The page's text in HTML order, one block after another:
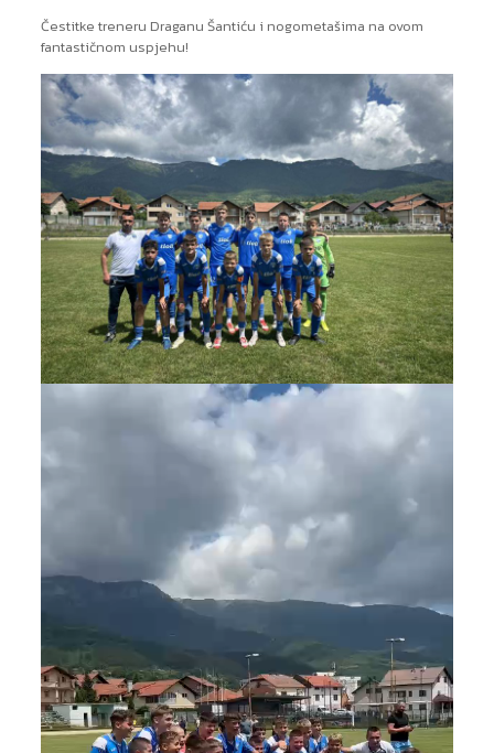
Čestitke treneru Draganu Šantiću i nogometašima na ovom
fantastičnom uspjehu!